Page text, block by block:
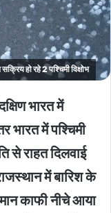
हो रहे 2 पश्चिमी विक्षोभ
भारत में
भारत में पश्चिमी
से राहत दिलवाई
में बारिश के
काफी नीचे आया